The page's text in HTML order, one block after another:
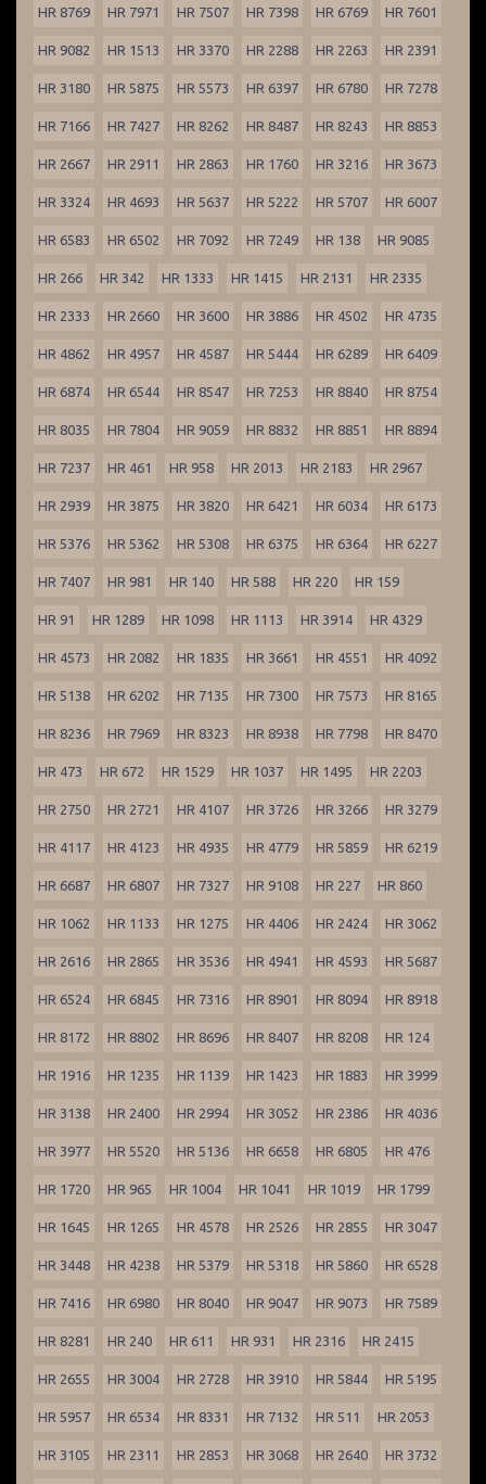
HR 8769 HR 7971 HR 7507 HR 7398 HR 6769 HR 7601
HR 9082 HR 1513 HR 3370 HR 2288 HR 2263 HR 2391
HR 3180 HR 5875 HR 5573 HR 6397 HR 6780 HR 7278
HR 7166 HR 7427 HR 8262 HR 8487 HR 8243 HR 8853
HR 2667 HR 2911 HR 2863 HR 1760 HR 3216 HR 3673
HR 3324 HR 4693 HR 5637 HR 5222 HR 5707 HR 6007
HR 6583 HR 6502 HR 7092 HR 7249 HR 138 HR 9085
HR 266 HR 342 HR 1333 HR 1415 HR 2131 HR 2335
HR 2333 HR 2660 HR 3600 HR 3886 HR 4502 HR 4735
HR 4862 HR 4957 HR 4587 HR 5444 HR 6289 HR 6409
HR 6874 HR 6544 HR 8547 HR 7253 HR 8840 HR 8754
HR 8035 HR 7804 HR 9059 HR 8832 HR 8851 HR 8894
HR 7237 HR 461 HR 958 HR 2013 HR 2183 HR 2967
HR 2939 HR 3875 HR 3820 HR 6421 HR 6034 HR 6173
HR 5376 HR 5362 HR 5308 HR 6375 HR 6364 HR 6227
HR 7407 HR 981 HR 140 HR 588 HR 220 HR 159
HR 91 HR 1289 HR 1098 HR 1113 HR 3914 HR 4329
HR 4573 HR 2082 HR 1835 HR 3661 HR 4551 HR 4092
HR 5138 HR 6202 HR 7135 HR 7300 HR 7573 HR 8165
HR 8236 HR 7969 HR 8323 HR 8938 HR 7798 HR 8470
HR 473 HR 672 HR 1529 HR 1037 HR 1495 HR 2203
HR 2750 HR 2721 HR 4107 HR 3726 HR 3266 HR 3279
HR 4117 HR 4123 HR 4935 HR 4779 HR 5859 HR 6219
HR 6687 HR 6807 HR 7327 HR 9108 HR 227 HR 860
HR 1062 HR 1133 HR 1275 HR 4406 HR 2424 HR 3062
HR 2616 HR 2865 HR 3536 HR 4941 HR 4593 HR 5687
HR 6524 HR 6845 HR 7316 HR 8901 HR 8094 HR 8918
HR 8172 HR 8802 HR 8696 HR 8407 HR 8208 HR 124
HR 1916 HR 1235 HR 1139 HR 1423 HR 1883 HR 3999
HR 3138 HR 2400 HR 2994 HR 3052 HR 2386 HR 4036
HR 3977 HR 5520 HR 5136 HR 6658 HR 6805 HR 476
HR 1720 HR 965 HR 1004 HR 1041 HR 1019 HR 1799
HR 1645 HR 1265 HR 4578 HR 2526 HR 2855 HR 3047
HR 3448 HR 4238 HR 5379 HR 5318 HR 5860 HR 6528
HR 7416 HR 6980 HR 8040 HR 9047 HR 9073 HR 7589
HR 8281 HR 240 HR 611 HR 931 HR 2316 HR 2415
HR 2655 HR 3004 HR 2728 HR 3910 HR 5844 HR 5195
HR 5957 HR 6534 HR 8331 HR 7132 HR 511 HR 2053
HR 3105 HR 2311 HR 2853 HR 3068 HR 2640 HR 3732